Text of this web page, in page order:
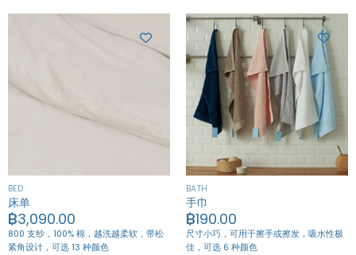
BED
床单
฿3,090.00
800 支纱，100% 棉，越洗越柔软，带松
紧角设计，可选 13 种颜色
BATH
手巾
฿190.00
尺寸小巧，可用于擦手或擦发，吸水性极
佳，可选 6 种颜色